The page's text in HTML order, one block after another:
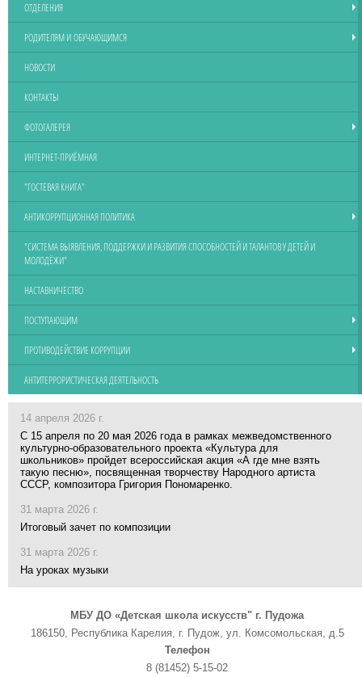
ОТДЕЛЕНИЯ
РОДИТЕЛЯМ И ОБУЧАЮЩИМСЯ
НОВОСТИ
КОНТАКТЫ
ФОТОГАЛЕРЕЯ
ИНТЕРНЕТ-ПРИЁМНАЯ
"ГОСТЕВАЯ КНИГА"
АНТИКОРРУПЦИОННАЯ ПОЛИТИКА
"СИСТЕМА ВЫЯВЛЕНИЯ, ПОДДЕРЖКИ И РАЗВИТИЯ СПОСОБНОСТЕЙ И ТАЛАНТОВ У ДЕТЕЙ И
МОЛОДЁЖИ"
НАСТАВНИЧЕСТВО
ПОСТУПАЮЩИМ
ПРОТИВОДЕЙСТВИЕ КОРРУПЦИИ
АНТИТЕРРОРИСТИЧЕСКАЯ ДЕЯТЕЛЬНОСТЬ
14 апреля 2026 г.
С 15 апреля по 20 мая 2026 года в рамках межведомственного
культурно-образовательного проекта «Культура для
школьников» пройдет всероссийская акция «А где мне взять
такую песню», посвященная творчеству Народного артиста
СССР, композитора Григория Пономаренко.
31 марта 2026 г.
Итоговый зачет по композиции
31 марта 2026 г.
На уроках музыки
МБУ ДО «Детская школа искусств" г. Пудожа
186150, Республика Карелия, г. Пудож, ул. Комсомольская, д.5
Телефон
8 (81452) 5-15-02